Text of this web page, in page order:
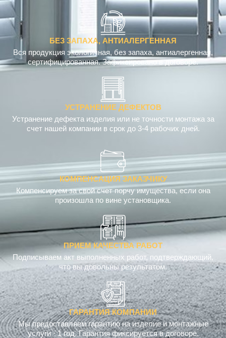
БЕЗ ЗАПАХА, АНТИАЛЕРГЕННАЯ
Вся продукция экологичная, без запаха, антиалергенная,
сертифицированная. Зафиксировано в договоре.
УСТРАНЕНИЕ ДЕФЕКТОВ
Устранение дефекта изделия или не точности монтажа за
счет нашей компании в срок до 3-4 рабочих дней.
КОМПЕНСАЦИЯ ЗАКАЗЧИКУ
Компенсируем за свой счет порчу имущества, если она
произошла по вине установщика.
ПРИЕМ КАЧЕСТВА РАБОТ
Подписываем акт выполненных работ, подтверждающий,
что вы довольны результатом.
ГАРАНТИЯ КОМПАНИИ
Мы предоставляем гарантию на изделие и монтажные
услуги - 1 год. Гарантия фиксируется в договоре.